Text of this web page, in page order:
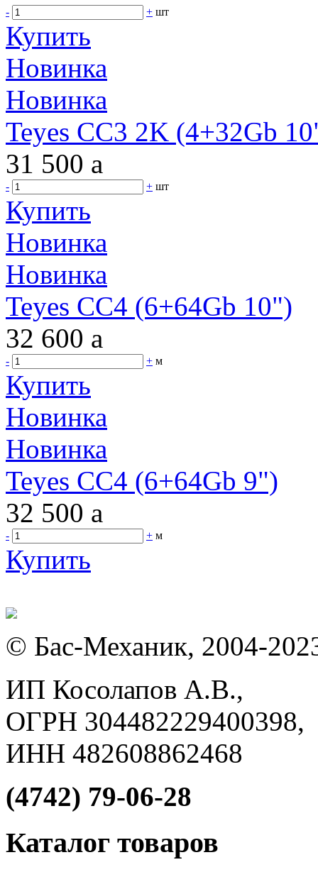
- + шт
Купить
Новинка
Новинка
Teyes CC3 2K (4+32Gb
31 500 a
- + шт
Купить
Новинка
Новинка
Teyes CC4 (6+64Gb 10")
32 600 a
- + м
Купить
Новинка
Новинка
Teyes CC4 (6+64Gb 9")
32 500 a
- + м
Купить
© Бас-Механик, 2004-
ИП Косолапов А.В.,
ОГРН 304482229400398,
ИНН 482608862468
(4742) 79-06-28
Каталог товаров